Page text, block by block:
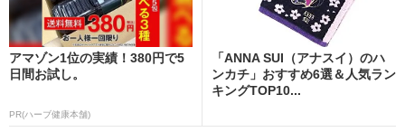
アマゾン1位の実績！380円で5
日間お試し。
PR(ハーブ健康本舗)
「ANNA SUI（アナスイ）のハ
ンカチ」おすすめ6選＆人気ラン
キングTOP10...